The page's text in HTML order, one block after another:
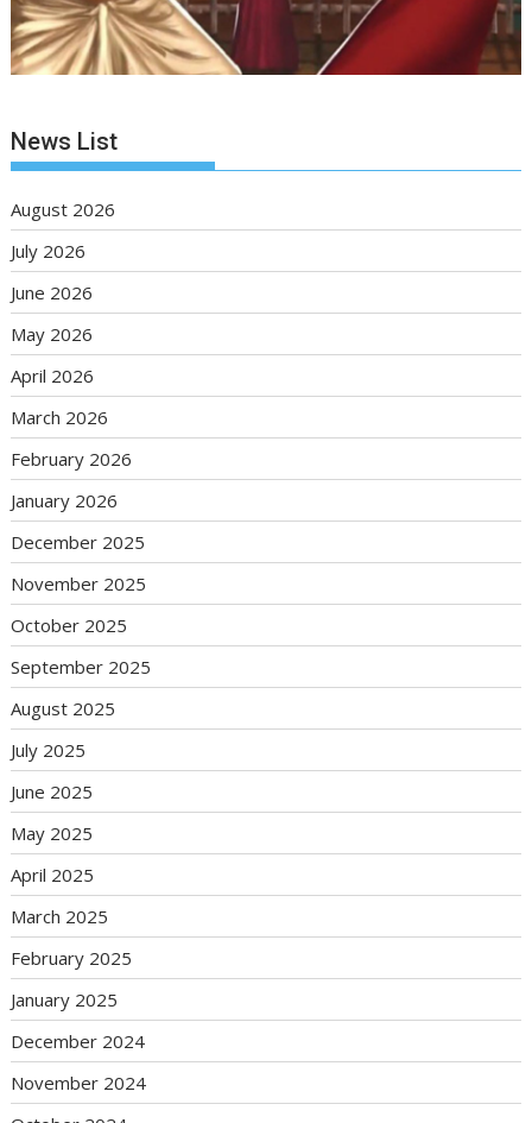
News List
August 2026
July 2026
June 2026
May 2026
April 2026
March 2026
February 2026
January 2026
December 2025
November 2025
October 2025
September 2025
August 2025
July 2025
June 2025
May 2025
April 2025
March 2025
February 2025
January 2025
December 2024
November 2024